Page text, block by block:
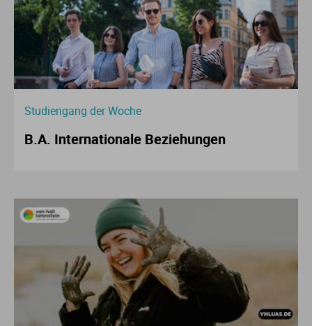
Studiengang der Woche
B.A. Internationale Beziehungen